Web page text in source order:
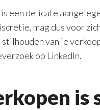
een delicate
mag dus voor
van je
op LinkedIn.
is